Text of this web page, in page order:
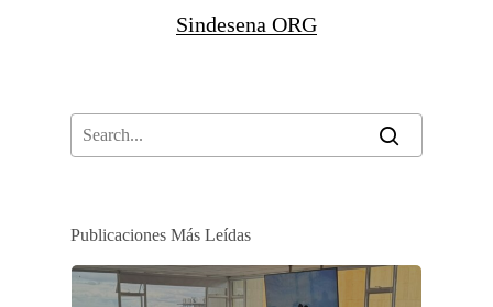
Sindesena ORG
Publicaciones Más Leídas